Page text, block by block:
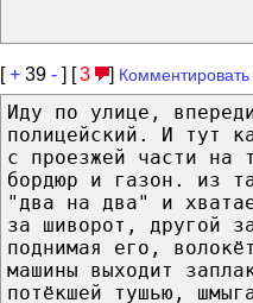
[+ 39 - ] [3 ]
Иду по улице,
полицейский. И тут
с проезжей части на
бордюр и газон. из
"два на два" и
за шиворот, другой
поднимая его,
машины выходит
потёкшей тушью,